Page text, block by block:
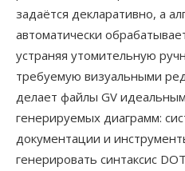
задаётся декларативно, а
автоматически
устраняя утомительную
требуемую визуальными
делает файлы GV
генерируемых диаграмм:
документации и
генерировать синтаксис